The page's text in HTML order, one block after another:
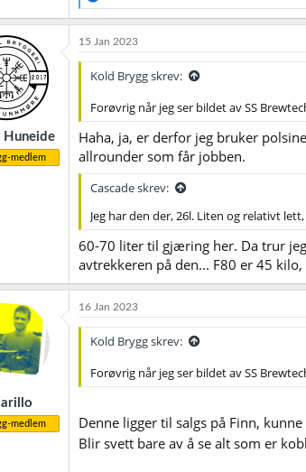
e
a
j
o
e
:
Huneide
medlem
15 Jan 2023
Kold Brygg skrev:
Forøvrig når jeg ser bildet av SS
Haha, ja, er derfor jeg bruker
allrounder som får jobben.
Cascade skrev:
Jeg har den der, 26l. Liten og relativt
60-70 liter til gjæring her. Da trur
avtrekkeren på den... F80 er 45
medlem
16 Jan 2023
Kold Brygg skrev:
Forøvrig når jeg ser bildet av SS
Denne ligger til salgs på Finn,
Blir svett bare av å se alt som er